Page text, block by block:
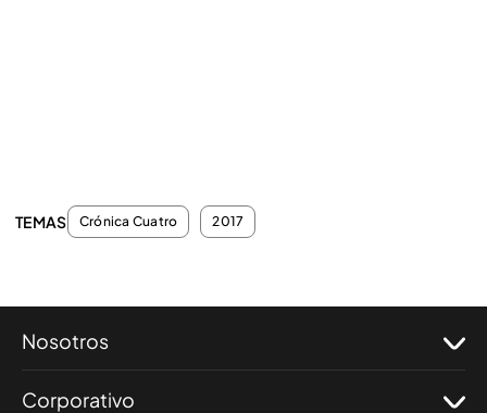
TEMAS Crónica Cuatro 2017
Nosotros
Corporativo